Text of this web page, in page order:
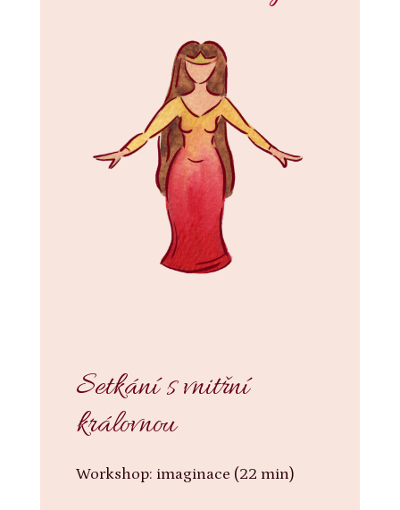
Setkání s vnitřní
královnou
Workshop: imaginace (22 min)